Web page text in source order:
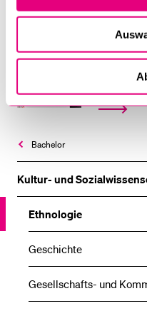
Bachelor
Kultur- und
Ethnologie
Geschichte
Gesellschafts- und